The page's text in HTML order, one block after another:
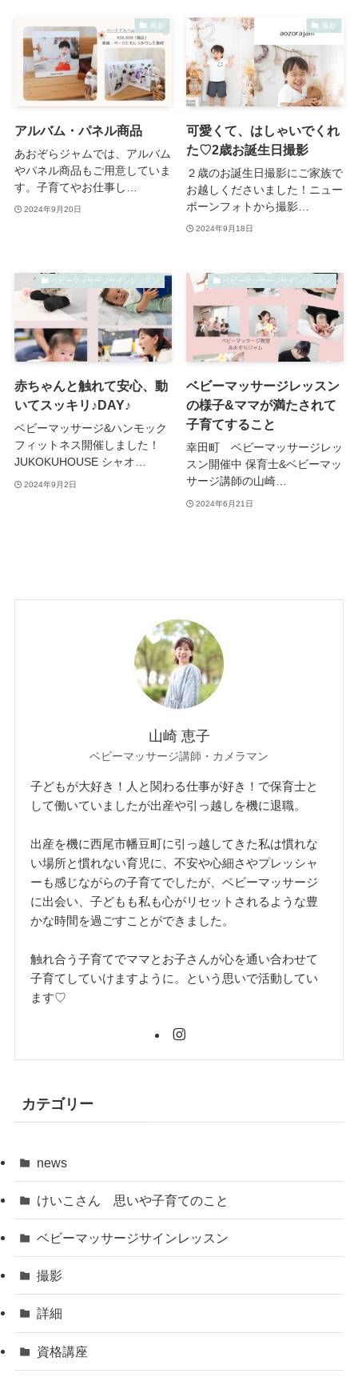
撮影
アルバム・パネル商品
あおぞらジャムでは、アルバム
やパネル商品もご用意していま
す。子育てやお仕事し…
2024年9月20日
撮影
可愛くて、はしゃいでくれ
た♡2歳お誕生日撮影
２歳のお誕生日撮影にご家族で
お越しくださいました！ニュー
ボーンフォトから撮影…
2024年9月18日
ベビーマッサージサインレッスン
赤ちゃんと触れて安心、動
いてスッキリ♪DAY♪
ベビーマッサージ&ハンモック
フィットネス開催しました！
JUKOKUHOUSE シャオ…
2024年9月2日
ベビーマッサージサインレッスン
ベビーマッサージレッスン
の様子&ママが満たされて
子育てすること
幸田町 ベビーマッサージレッ
スン開催中 保育士&ベビーマッ
サージ講師の山崎…
2024年6月21日
山崎 恵子
ベビーマッサージ講師・カメラマン
子どもが大好き！人と関わる仕事が好き！で保育士と
して働いていましたが出産や引っ越しを機に退職。
出産を機に西尾市幡豆町に引っ越してきた私は慣れな
い場所と慣れない育児に、不安や心細さやプレッシャ
ーも感じながらの子育てでしたが、ベビーマッサージ
に出会い、子どもも私も心がリセットされるような豊
かな時間を過ごすことができました。
触れ合う子育てでママとお子さんが心を通い合わせて
子育てしていけますように。という思いで活動してい
ます♡
カテゴリー
news
けいこさん 思いや子育てのこと
ベビーマッサージサインレッスン
撮影
詳細
資格講座